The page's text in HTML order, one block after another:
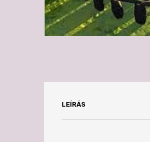
LEÍRÁS